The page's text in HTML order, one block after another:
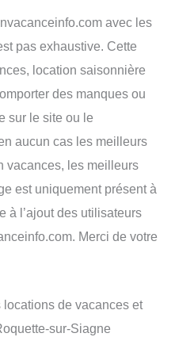
avec les
pas exhaustive. Cette
location saisonnière
des manques ou
sur le site ou le
aucun cas les meilleurs
vacances, les meilleurs
est uniquement présent à
à l’ajout des utilisateurs
Merci de votre
de vacances et
sur-Siagne